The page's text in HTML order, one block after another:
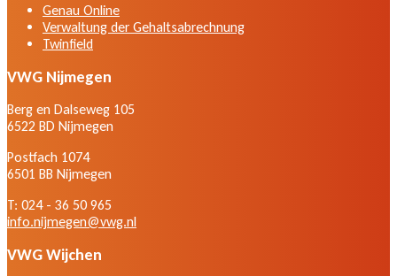
Genau Online
Verwaltung der Gehaltsabrechnung
Twinfield
VWG Nijmegen
Berg en Dalseweg 105
6522 BD Nijmegen
Postfach 1074
6501 BB Nijmegen
T: 024 - 36 50 965
info.nijmegen@vwg.nl
VWG Wijchen